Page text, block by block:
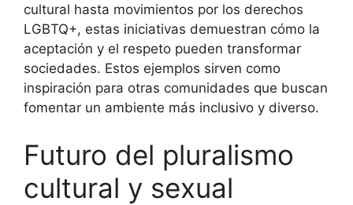
cultural hasta movimientos por los derechos
LGBTQ+, estas iniciativas demuestran cómo la
aceptación y el respeto pueden transformar
sociedades. Estos ejemplos sirven como
inspiración para otras comunidades que buscan
fomentar un ambiente más inclusivo y diverso.
Futuro del pluralismo
cultural y sexual